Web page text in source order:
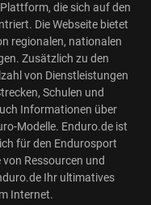
die sich auf den
Die Webseite bietet
regionalen, nationalen
Zusätzlich zu den
von Dienstleistungen
Schulen und
Informationen über
Modelle. Enduro.de ist
für den Endurosport
Ressourcen und
Ihr ultimatives
Internet.